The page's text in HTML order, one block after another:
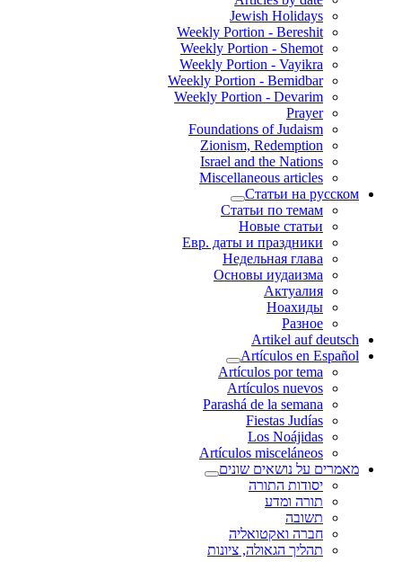
Jewish Holidays
Weekly Portion - Bereshit
Weekly Portion - Shemot
Weekly Portion - Vayikra
Weekly Portion - Bemidbar
Weekly Portion - Devarim
Prayer
Foundations of Judaism
Zionism, Redemption
Israel and the Nations
Miscellaneous articles
Статьи на русском
Статьи по темам
Новые статьи
Евр. даты и праздники
Недельная глава
Основы иудаизма
Актуалия
Ноахиды
Разное
Artikel auf deutsch
Artículos en Español
Artículos por tema
Artículos nuevos
Parashá de la semana
Fiestas Judías
Los Noájidas
Artículos misceláneos
מאמרים על נושאים שונים
יסודות התורה
תורה ומדע
תשובה
חברה ואקטואליה
תהליך הגאולה, ציונות